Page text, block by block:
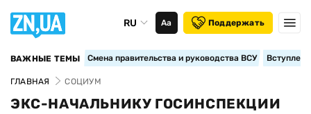
RU Аа Поддержать
ВАЖНЫЕ ТЕМЫ Смена правительства и руководства ВСУ
ГЛАВНАЯ СОЦИУМ
ЭКС-НАЧАЛЬНИКУ ГОСИНСПЕКЦИИ